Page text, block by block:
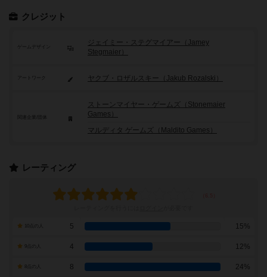
クレジット
ゲームデザイン
ジェイミー・ステグマイアー（Jamey
Stegmaier）
アートワーク ヤクブ・ロザルスキー（Jakub Rozalski）
ストーンマイヤー・ゲームズ（Stonemaier
Games）
マルディタ ゲームズ（Maldito Games）
レーティング
5 15%
4 12%
8 24%